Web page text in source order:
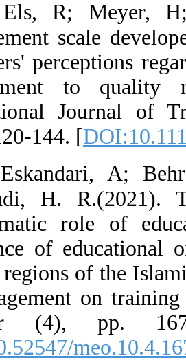
15.  Els,
measurement
of leaders'
commitment
International
26(1),
16. 
Zainabadi, H.
paradigmatic
excellence of
railway regions
of
Number
[DOI:10.52547/